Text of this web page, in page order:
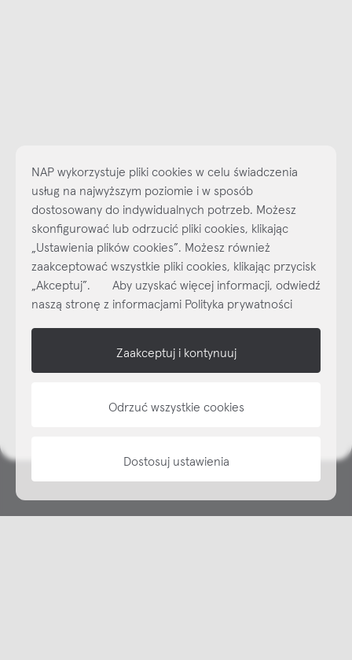
Najlepsze inspiracje i promocje na wyciągnięcie ręki, zapisz się już
dzisiaj do naszego cyklicznego newslettera!
SubskrybujNEWSLETTER
shop online
NAP
NAP wykorzystuje pliki cookies w celu świadczenia
usług na najwyższym poziomie i w sposób
dostosowany do indywidualnych potrzeb. Możesz
skonfigurować lub odrzucić pliki cookies, klikając
„Ustawienia plików cookies”. Możesz również
zaakceptować wszystkie pliki cookies, klikając przycisk
„Akceptuj”. Aby uzyskać więcej informacji, odwiedź
naszą stronę z informacjami Polityka prywatności
Zaakceptuj i kontynuuj
Odrzuć wszystkie cookies
Dostosuj ustawienia